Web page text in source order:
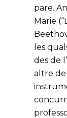
pare.
Marie
les
des de
altre